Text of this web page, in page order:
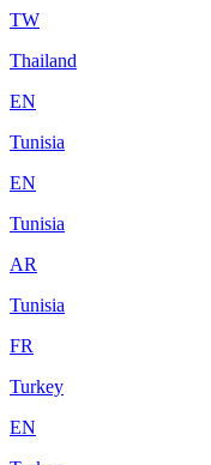
TW
Thailand
EN
Tunisia
EN
Tunisia
AR
Tunisia
FR
Turkey
EN